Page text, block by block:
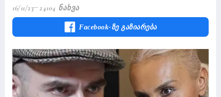
16/11/23 24104 Ნახვა
Facebook-Ზე Გაზიარება